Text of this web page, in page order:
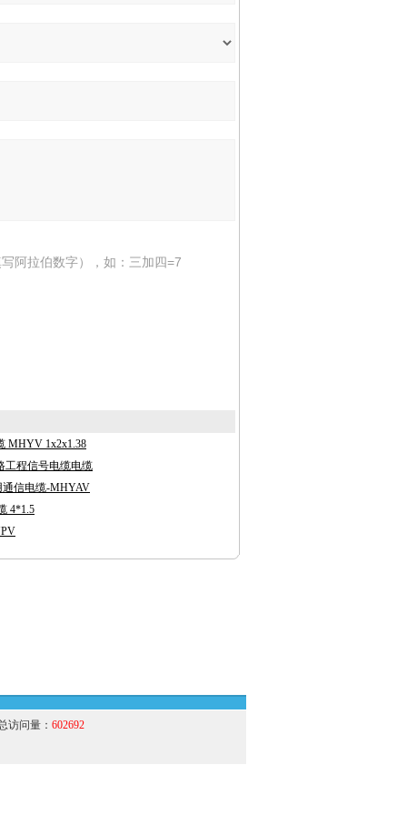
阿拉伯数字），如：三加四=7
MHYV 1x2x1.38
工程信号电缆电缆
信电缆-MHYAV
4*1.5
访问量： 602692